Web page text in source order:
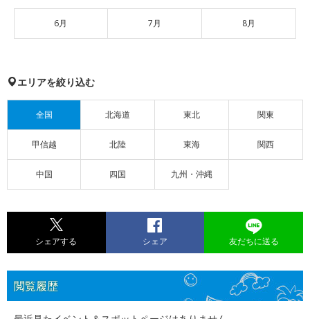
6月 7月 8月
エリアを絞り込む
全国 北海道 東北 関東
甲信越 北陸 東海 関西
中国 四国 九州・沖縄
シェアする シェア 友だちに送る
閲覧履歴